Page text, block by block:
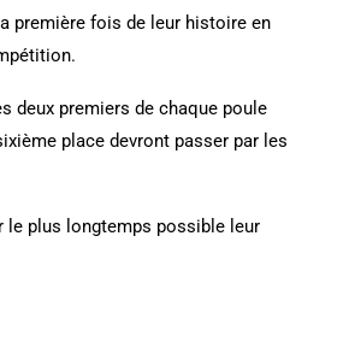
première fois de leur histoire en
deux premiers de chaque poule
place devront passer par les
le plus longtemps possible leur